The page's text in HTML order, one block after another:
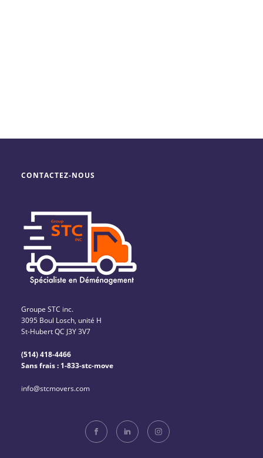
CONTACTEZ-NOUS
Groupe STC inc.
3095 Boul Losch, unité H
St-Hubert QC J3Y 3V7
(514) 418-4466
Sans frais : 1-833-stc-move
info@stcmovers.com